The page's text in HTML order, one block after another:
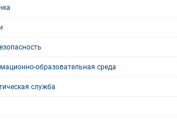
образовательная среда
служба